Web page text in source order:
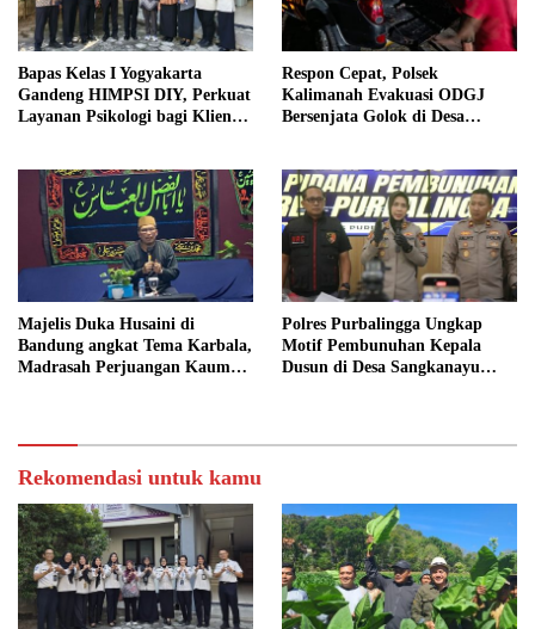
Bapas Kelas I Yogyakarta
Gandeng HIMPSI DIY, Perkuat
Layanan Psikologi bagi Klien
Respon Cepat, Polsek
Kalimanah Evakuasi ODGJ
Bersenjata Golok di Desa
Majelis Duka Husaini di
Bandung angkat Tema Karbala,
Madrasah Perjuangan Kaum
Polres Purbalingga Ungkap
Motif Pembunuhan Kepala
Dusun di Desa Sangkanayu
Rekomendasi untuk kamu